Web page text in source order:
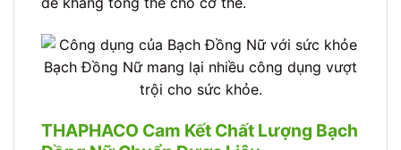
Bạch Đồng Nữ mang lại nhiều công dụng vượt
trội cho sức khỏe.
THAPHACO Cam Kết Chất Lượng Bạch